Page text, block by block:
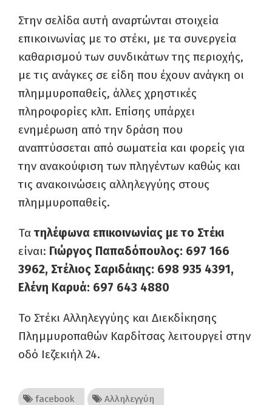
Στην σελίδα αυτή αναρτώνται στοιχεία
επικοινωνίας με το στέκι, με τα συνεργεία
καθαρισμού των συνδικάτων της περιοχής,
με τις ανάγκες σε είδη που έχουν ανάγκη οι
πλημμυροπαθείς, άλλες χρηστικές
πληροφορίες κλπ. Επίσης υπάρχει
ενημέρωση από την δράση που
αναπτύσσεται από σωματεία και φορείς για
την ανακούφιση των πληγέντων καθώς και
τις ανακοινώσεις αλληλεγγύης στους
πλημμυροπαθείς.
Τατηλέφωνα επικοινωνίας με το Στέκι
είναι: Γιώργος Παπαδόπουλος: 697 166
3962, Στέλιος Σαριδάκης: 698 935 4391,
Ελένη Καρυά: 697 643 4880
Το Στέκι Αλληλεγγύης και Διεκδίκησης
Πλημμυροπαθών Καρδίτσας λειτουργεί στην
οδό Ιεζεκιήλ 24.
facebook Αλληλεγγύη